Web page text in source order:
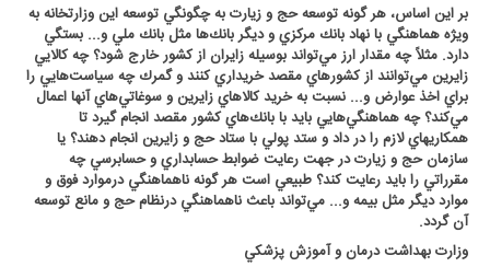
بر اين اساس، هر گونه توسعه حج و زيارت به چگونگي توسعه اين وزارتخانه به
ويژه هماهنگي با نهاد بانك مركزي و ديگر بانك‌ها مثل بانك ملي و... بستگي
دارد. مثلاً چه مقدار ارز مي‌تواند بوسيله زايران از كشور خارج شود؟ چه كالايي
زايرين مي‌توانند از كشورهاي مقصد خريداري كنند و گمرك چه سياست‌هايي را
براي اخذ عوارض و... نسبت به خريد كالاهاي زايرين و سوغاتي‌هاي آنها اعمال
مي‌كند؟ چه هماهنگي‌هايي بايد با بانك‌هاي كشور مقصد انجام گيرد تا
همكاريهاي لازم را در داد و ستد پولي با ستاد حج و زايرين انجام دهند؟ يا
سازمان حج و زيارت در جهت رعايت ضوابط حسابداري و حسابرسي چه
مقرراتي را بايد رعايت كند؟ طبيعي است هر گونه ناهماهنگي درموارد فوق و
موارد ديگر مثل بيمه و... مي‌تواند باعث ناهماهنگي درنظام حج و مانع توسعه
آن گردد.
وزارت بهداشت درمان و آموزش پزشكي